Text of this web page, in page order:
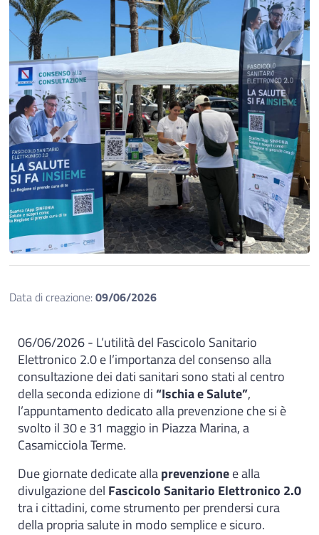
Data di creazione:09/06/2026
06/06/2026 - L’utilità del Fascicolo Sanitario
Elettronico 2.0 e l’importanza del consenso alla
consultazione dei dati sanitari sono stati al centro
della seconda edizione di“Ischia e Salute”,
l’appuntamento dedicato alla prevenzione che si è
svolto il 30 e 31 maggio in Piazza Marina, a
Casamicciola Terme.
Due giornate dedicate allaprevenzionee alla
divulgazione del Fascicolo Sanitario Elettronico 2.0
tra i cittadini, come strumento per prendersi cura
della propria salute in modo semplice e sicuro.